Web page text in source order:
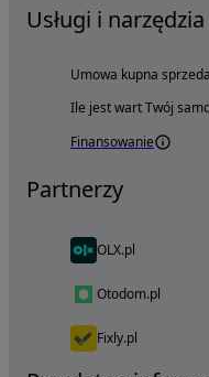
Usługi i narzędzia
Umowa kupna
Ile jest wart Twój
Finansowanie
Partnerzy
OLX.pl
Otodom.pl
Fixly.pl